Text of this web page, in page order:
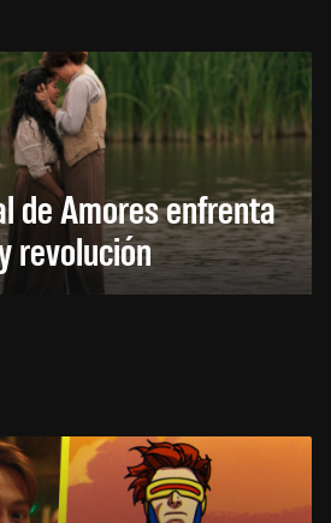
de Amores enfrenta
revolución